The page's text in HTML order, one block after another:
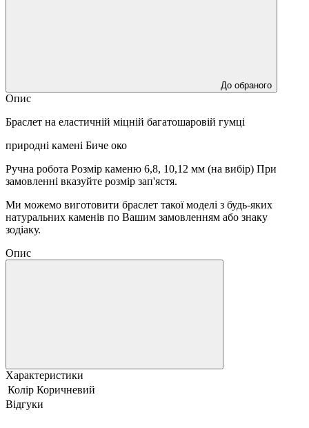
До обраного
Опис
Браслет на еластичній міцній багатошаровій гумці
природні камені Биче око
Ручна робота Розмір каменю 6,8, 10,12 мм (на вибір) При
замовленні вказуйте розмір зап'ястя.
Ми можемо виготовити браслет такої моделі з будь-яких
натуральних каменів по Вашим замовленням або знаку
зодіаку.
Опис
Характеристики
Колір Коричневий
Відгуки